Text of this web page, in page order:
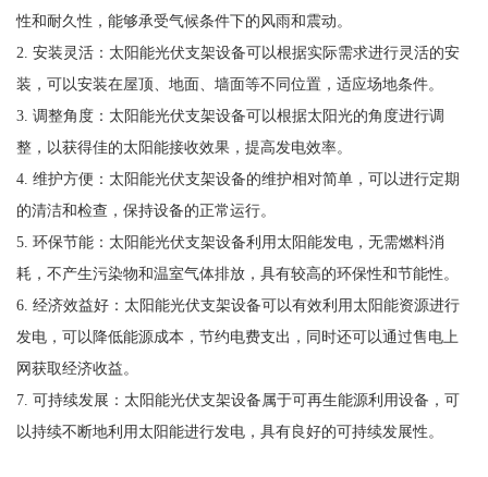
性和耐久性，能够承受气候条件下的风雨和震动。
2. 安装灵活：太阳能光伏支架设备可以根据实际需求进行灵活的安
装，可以安装在屋顶、地面、墙面等不同位置，适应场地条件。
3. 调整角度：太阳能光伏支架设备可以根据太阳光的角度进行调
整，以获得佳的太阳能接收效果，提高发电效率。
4. 维护方便：太阳能光伏支架设备的维护相对简单，可以进行定期
的清洁和检查，保持设备的正常运行。
5. 环保节能：太阳能光伏支架设备利用太阳能发电，无需燃料消
耗，不产生污染物和温室气体排放，具有较高的环保性和节能性。
6. 经济效益好：太阳能光伏支架设备可以有效利用太阳能资源进行
发电，可以降低能源成本，节约电费支出，同时还可以通过售电上
网获取经济收益。
7. 可持续发展：太阳能光伏支架设备属于可再生能源利用设备，可
以持续不断地利用太阳能进行发电，具有良好的可持续发展性。